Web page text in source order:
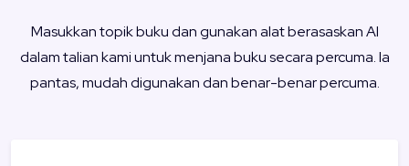
Masukkan topik buku dan gunakan alat berasaskan AI
dalam talian kami untuk menjana buku secara percuma. Ia
pantas, mudah digunakan dan benar-benar percuma.